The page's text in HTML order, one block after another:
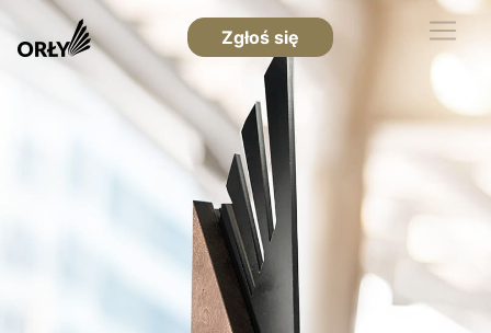
Zgłoś się